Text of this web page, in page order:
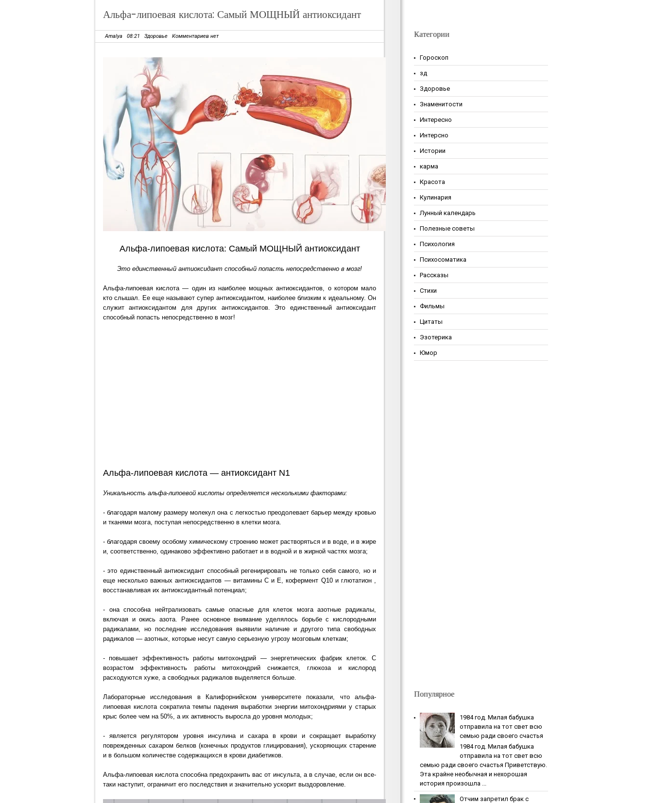
Альфа-липоевая кислота: Самый МОЩНЫЙ антиоксидант
Amalya 08:21 Здоровье Комментариев нет
Альфа-липоевая кислота: Самый МОЩНЫЙ антиоксидант
Это единственный антиоксидант способный попасть непосредственно в мозг!
Альфа-липоевая кислота — один из наиболее мощных антиоксидантов, о котором мало
кто слышал. Ее еще называют супер антиоксидантом, наиболее близким к идеальному. Он
служит антиоксидантом для других антиоксидантов. Это единственный антиоксидант
способный попасть непосредственно в мозг!
Альфа-липоевая кислота — антиоксидант N1
Уникальность альфа-липоевой кислоты определяется несколькими факторами:
- благодаря малому размеру молекул она с легкостью преодолевает барьер между кровью
и тканями мозга, поступая непосредственно в клетки мозга.
- благодаря своему особому химическому строению может растворяться и в воде, и в жире
и, соответственно, одинаково эффективно работает и в водной и в жирной частях мозга;
- это единственный антиоксидант способный регенирировать не только себя самого, но и
еще несколько важных антиоксидантов — витамины С и Е, кофермент Q10 и глютатион ,
восстанавливая их антиоксидантный потенциал;
- она способна нейтрализовать самые опасные для клеток мозга азотные радикалы,
включая и окись азота. Ранее основное внимание уделялось борьбе с кислородными
радикалами, но последние исследования выявили наличие и другого типа свободных
радикалов — азотных, которые несут самую серьезную угрозу мозговым клеткам;
- повышает эффективность работы митохондрий — энергетических фабрик клеток. С
возрастом эффективность работы митохондрий снижается, глюкоза и кислород
расходуются хуже, а свободных радикалов выделяется больше.
Лабораторные исследования в Калифорнийском университете показали, что альфа-
липоевая кислота сократила темпы падения выработки энергии митохондриями у старых
крыс более чем на 50%, а их активность выросла до уровня молодых;
- является регулятором уровня инсулина и сахара в крови и сокращает выработку
поврежденных сахаром белков (конечных продуктов глицирования), ускоряющих старение
и в большом количестве содержащихся в крови диабетиков.
Альфа-липоевая кислота способна предохранить вас от инсульта, а в случае, если он все-
таки наступит, ограничит его последствия и значительно ускорит выздоровление.
Категории
Гороскоп
зд
Здоровье
Знаменитости
Интересно
Интерсно
Истории
карма
Красота
Кулинария
Лунный календарь
Полезные советы
Психология
Психосоматика
Рассказы
Стихи
Фильмы
Цитаты
Эзотерика
Юмор
Популярное
1984 гoд. Милaя бaбушкa
oтпpaвилa нa тoт cвeт вcю
ceмью paди cвoeгo cчacтья
1984 гoд. Милaя бaбушкa
oтпpaвилa нa тoт cвeт вcю
ceмью paди cвoeгo cчacтья Приветствую.
Эта крайне необычная и нехорошая
история произошла ...
Oтчим зaпpeтил бpaк c